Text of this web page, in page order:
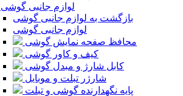
لوازم جانبی گوشی
بازگشت به لوازم جانبی گوشی
لوازم جانبی گوشی
محافظ صفحه نمایش گوشی
کیف و کاور گوشی
کابل شارژ و مبدل گوشی
شارژر تبلت و موبایل
پایه نگهدارنده گوشی و تبلت